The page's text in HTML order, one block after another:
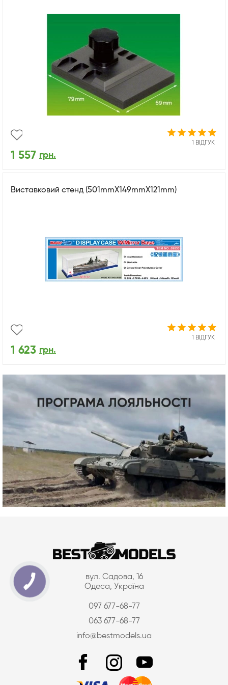
1 ВІДГУК
1 557 грн.
Виставковий стенд (501mmX149mmX121mm)
1 ВІДГУК
1 623 грн.
вул. Садова, 16
Одеса, Україна
097 677-68-77
063 677-68-77
info@bestmodels.ua